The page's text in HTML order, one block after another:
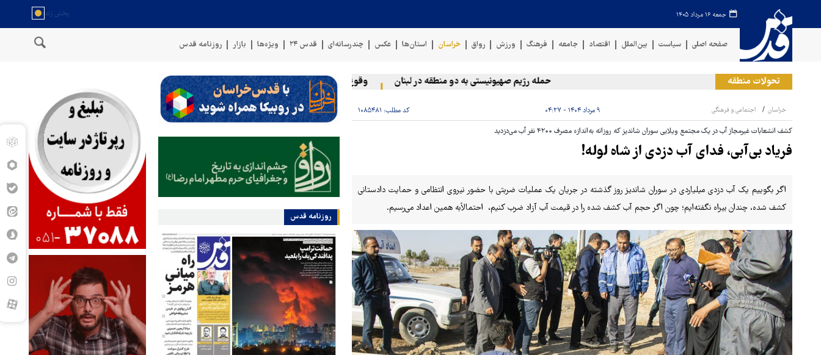
جمعه ۱۶ مرداد ۱۴۰۵
صفحه اصلی سیاست بین‌الملل اقتصاد جامعه فرهنگ ورزش رواق خراسان استان‌ها عکس چندرسانه‌ای قدس ۲۴ ویژه‌ها بازار روزنامه قدس
تحولات منطقه حمله رژیم صهیونیستی به دو منطقه در لبنان وقوع حادثه دریایی در سواحل عمان سخنگوی نیروهای مسلح یمن: کشتی نفتی عربستان را با موشک
خراسان اجتماعی و فرهنگی ۹ مرداد ۱۴۰۴ - ۰۴:۲۷ کد مطلب: ۱۰۸۵۴۸۱
کشف انشعابات غیرمجاز آب در یک مجتمع ویلایی سوران شاندیز که روزانه به‌اندازه مصرف ۴۲۰۰ نفر آب می‌دزدید
فریاد بی‌آبی، فدای آب دزدی از شاه لوله!
اگر بگوییم یک آب دزدی میلیاردی در سوران شاندیز روز گذشته در جریان یک عملیات ضربتی با حضور نیروی انتظامی و حمایت دادستانی
کشف شده، چندان بیراه نگفته‌ایم؛ چون اگر حجم آب کشف شده را در قیمت آب آزاد ضرب کنیم، احتمالاًبه همین اعداد می‌رسیم.
روزنامه قدس